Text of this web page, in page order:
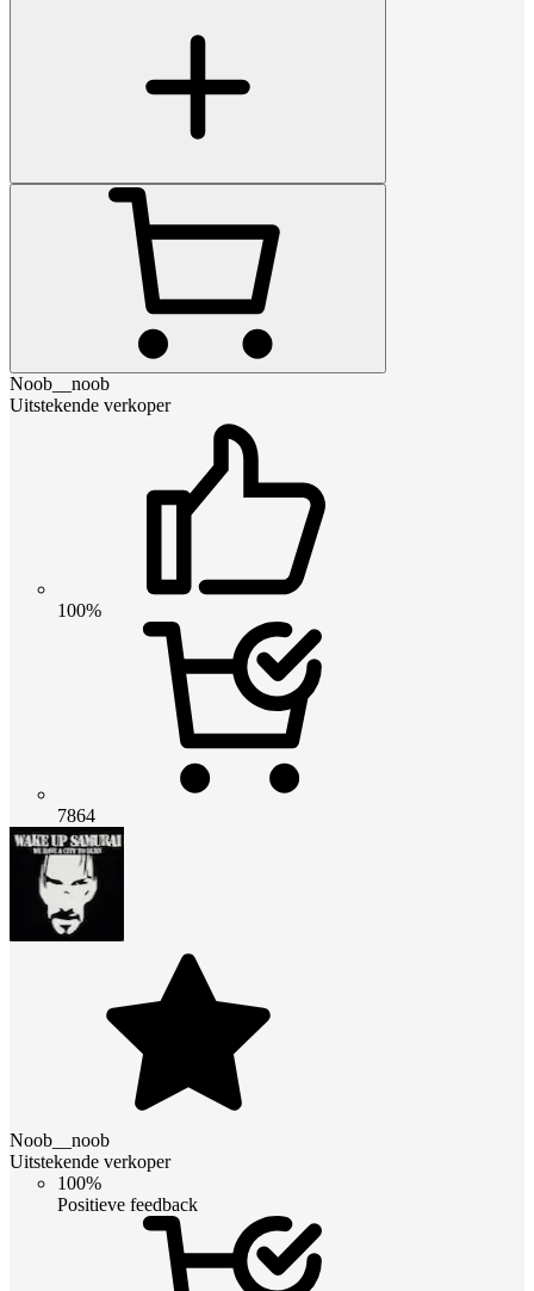
Noob__noob
Uitstekende verkoper
100%
7864
Noob__noob
Uitstekende verkoper
100%
Positieve feedback